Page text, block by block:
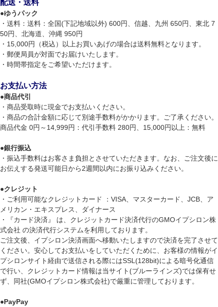
配送・送料
●ゆうパック
・送料：送料：全国(下記地域以外) 600円、信越、九州 650円、東北 7
50円、北海道、沖縄 950円
・15,000円（税込）以上お買いあげの場合は送料無料となります。
・郵便局員が対面でお届けいたします。
・時間帯指定をご希望いただけます。
お支払い方法
●商品代引
・商品受取時に現金でお支払いください。
・商品の合計金額に応じて別途手数料がかかります。ご了承ください。
商品代金 0円～14,999円：代引手数料 280円、15,000円以上：無料
●銀行振込
・振込手数料はお客さま負担とさせていただきます。なお、ご注文後に
お伝えする発送可能日から2週間以内にお振り込みください。
●クレジット
・ご利用可能なクレジットカード ：VISA、マスターカード、JCB、ア
メリカン・エキスプレス、ダイナース
・『カード決済』 は、クレジットカード決済代行のGMOイプシロン株
式会社 の決済代行システムを利用しております。
ご注文後、イプシロン決済画面へ移動いたしますので決済を完了させて
ください。安心してお支払いをしていただくために、お客様の情報がイ
プシロンサイト経由で送信される際にはSSL(128bit)による暗号化通信
で行い、クレジットカード情報は当サイト(ブルーラインズ)では保有せ
ず、同社(GMOイプシロン株式会社)で厳重に管理しております。
●PayPay